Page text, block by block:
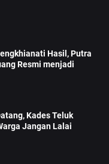
Hasil, Putra
Resmi menjadi
Kades Teluk
Jangan Lalai